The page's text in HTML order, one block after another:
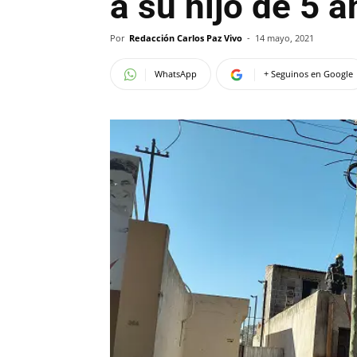
Por Redacción Carlos Paz Vivo - 14 mayo, 2021
WhatsApp + Seguinos en Google